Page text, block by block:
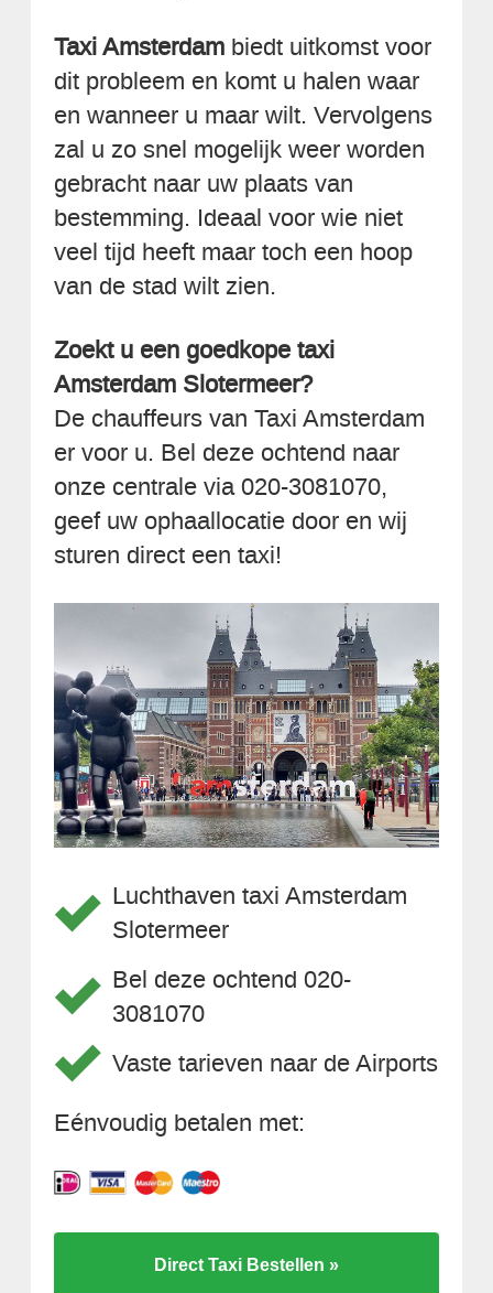
Taxi Amsterdam biedt uitkomst voor
dit probleem en komt u halen waar
en wanneer u maar wilt. Vervolgens
zal u zo snel mogelijk weer worden
gebracht naar uw plaats van
bestemming. Ideaal voor wie niet
veel tijd heeft maar toch een hoop
van de stad wilt zien.
Zoekt u een goedkope taxi
Amsterdam Slotermeer?
De chauffeurs van Taxi Amsterdam
er voor u. Bel deze ochtend naar
onze centrale via 020-3081070,
geef uw ophaallocatie door en wij
sturen direct een taxi!
Luchthaven taxi Amsterdam
Slotermeer
Bel deze ochtend 020-
3081070
Vaste tarieven naar de Airports
Eénvoudig betalen met:
Direct Taxi Bestellen »